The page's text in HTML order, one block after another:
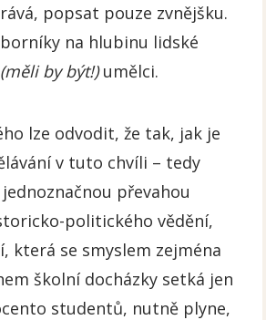
popsat pouze zvnějšku.
na hlubinu lidské
(měli by být!)umělci.
lze odvodit, že tak, jak je
v tuto chvíli – tedy
převahou
politického vědění,
která se smyslem zejména
školní docházky setká jen
studentů, nutně plyne,